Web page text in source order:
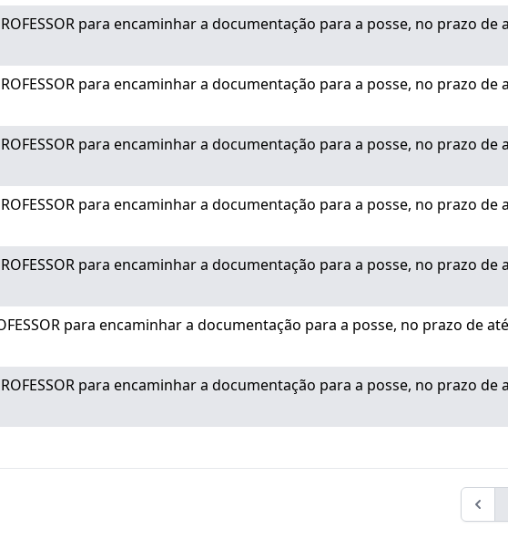
para encaminhar a documentação para a posse, no prazo de
para encaminhar a documentação para a posse, no prazo de
para encaminhar a documentação para a posse, no prazo de
para encaminhar a documentação para a posse, no prazo de
para encaminhar a documentação para a posse, no prazo de
para encaminhar a documentação para a posse, no prazo de
para encaminhar a documentação para a posse, no prazo de